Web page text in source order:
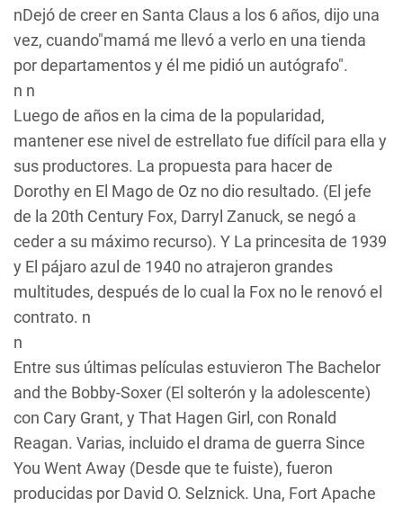
nDejó de creer en Santa Claus a los 6 años, dijo una
vez, cuando"mamá me llevó a verlo en una tienda
por departamentos y él me pidió un autógrafo".
n n
Luego de años en la cima de la popularidad,
mantener ese nivel de estrellato fue difícil para ella y
sus productores. La propuesta para hacer de
Dorothy en El Mago de Oz no dio resultado. (El jefe
de la 20th Century Fox, Darryl Zanuck, se negó a
ceder a su máximo recurso). Y La princesita de 1939
y El pájaro azul de 1940 no atrajeron grandes
multitudes, después de lo cual la Fox no le renovó el
contrato. n
n
Entre sus últimas películas estuvieron The Bachelor
and the Bobby-Soxer (El solterón y la adolescente)
con Cary Grant, y That Hagen Girl , con Ronald
Reagan. Varias, incluido el drama de guerra Since
You Went Away (Desde que te fuiste), fueron
producidas por David O. Selznick. Una, Fort Apache